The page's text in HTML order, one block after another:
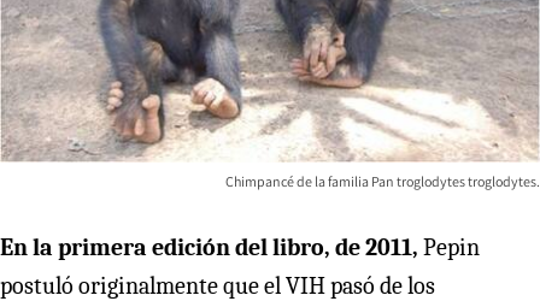
Chimpancé de la familia Pan troglodytes troglodytes.
En la primera edición del libro, de 2011, Pepin
postuló originalmente que el VIH pasó de los